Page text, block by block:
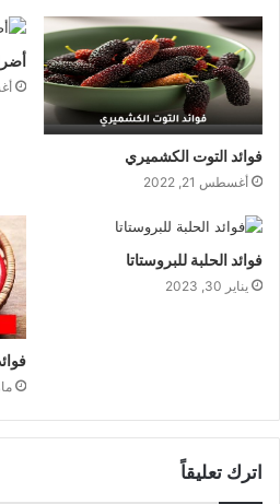
فوائد التوت الكشميري
أغسطس 21, 2022
فوائد الحلبة للبروستاتا
يناير 30, 2023
اترك تعليقاً